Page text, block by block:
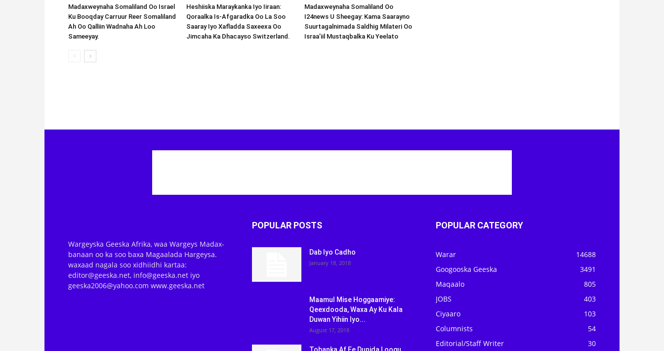
Madaxweynaha Somaliland Oo Israel
Ku Booqday Carruur Reer Somaliland
Ah Oo Qalliin Wadnaha Ah Loo
Sameeyay.
Heshiiska Maraykanka Iyo Iiraan:
Qoraalka Is-Afgaradka Oo La Soo
Saaray Iyo Xafladda Saxeexa Oo
Jimcaha Ka Dhacayso Switzerland.
Madaxweynaha Somaliland Oo
I24news U Sheegay: Kama Saarayno
Suurtagalnimada Saldhig Milateri Oo
Israa’iil Mustaqbalka Ku Yeelato
Wargeyska Geeska Afrika, waa Wargeys Madax-
banaan oo ka soo baxa Magaalada Hargeysa.
waxaad nagala soo xidhiidhi kartaa:
editor@geeska.net, info@geeska.net iyo
geeska2006@yahoo.com www.geeska.net
POPULAR POSTS
Dab Iyo Cadho
January 18, 2018
Maamul Mise Hoggaamiye:
Qeexdooda, Waxa Ay Ku Kala
Duwan Yihiin Iyo...
August 17, 2018
Tobanka Af Ee Dunida Loogu
POPULAR CATEGORY
Warar
14688
Googooska Geeska
3491
Maqaalo
805
JOBS
403
Ciyaaro
103
Columnists
54
Editorial/Staff Writer
30